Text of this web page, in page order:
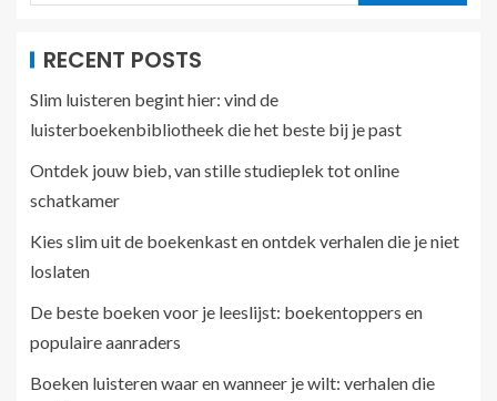
RECENT POSTS
Slim luisteren begint hier: vind de
luisterboekenbibliotheek die het beste bij je past
Ontdek jouw bieb, van stille studieplek tot online
schatkamer
Kies slim uit de boekenkast en ontdek verhalen die je niet
loslaten
De beste boeken voor je leeslijst: boekentoppers en
populaire aanraders
Boeken luisteren waar en wanneer je wilt: verhalen die